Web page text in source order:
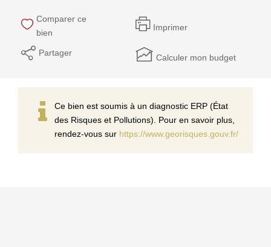
Comparer ce
bien
Imprimer
Partager Calculer mon budget
Ce bien est soumis à un diagnostic ERP (État
des Risques et Pollutions). Pour en savoir plus,
rendez-vous sur https://www.georisques.gouv.fr/